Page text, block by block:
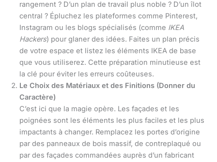
rangement ? D’un plan de travail plus noble ? D’un îlot
central ? Épluchez les plateformes comme Pinterest,
Instagram ou les blogs spécialisés (comme IKEA
Hackers) pour glaner des idées. Faites un plan précis
de votre espace et listez les éléments IKEA de base
que vous utiliserez. Cette préparation minutieuse est
la clé pour éviter les erreurs coûteuses.
Le Choix des Matériaux et des Finitions (Donner du
Caractère)
C’est ici que la magie opère. Les façades et les
poignées sont les éléments les plus faciles et les plus
impactants à changer. Remplacez les portes d’origine
par des panneaux de bois massif, de contreplaqué ou
par des façades commandées auprès d’un fabricant